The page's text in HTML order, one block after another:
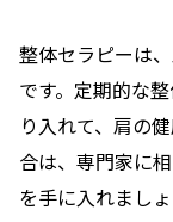
整体セラピーは
です。定期的な
り入れて、肩の
合は、専門家に
を手に入れましょ